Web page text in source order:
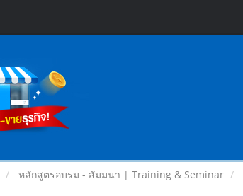
หลักสูตรอบรม - สัมมนา | Training & Seminar